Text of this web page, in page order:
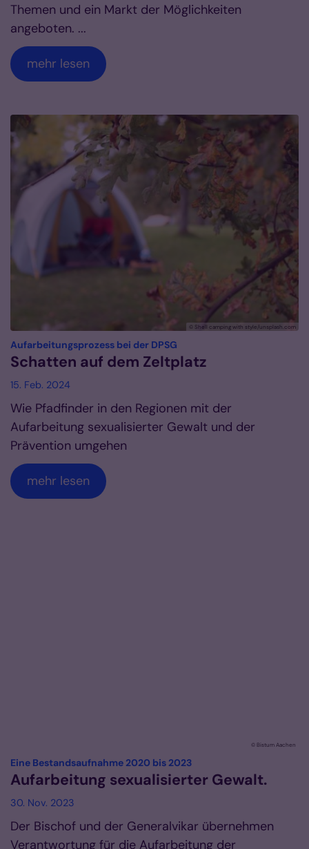
Themen und ein Markt der Möglichkeiten
angeboten. ...
mehr lesen
© Shell camping with style/unsplash.com
Aufarbeitungsprozess bei der DPSG
Schatten auf dem Zeltplatz
15. Feb. 2024
Wie Pfadfinder in den Regionen mit der
Aufarbeitung sexualisierter Gewalt und der
Prävention umgehen
mehr lesen
© Bistum Aachen
Eine Bestandsaufnahme 2020 bis 2023:
Aufarbeitung sexualisierter Gewalt.
30. Nov. 2023
Der Bischof und der Generalvikar übernehmen
Verantwortung für die Aufarbeitung der